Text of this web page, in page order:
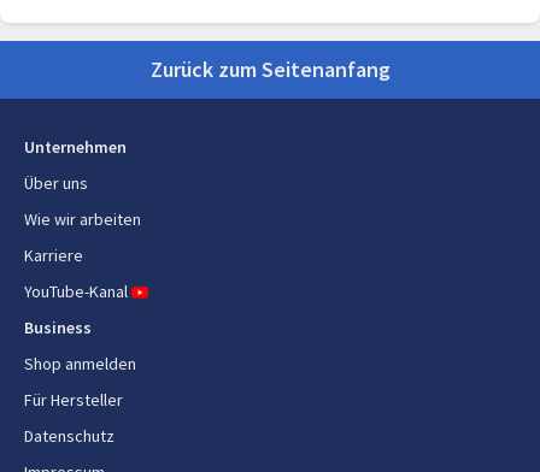
Heißwassersystem Ja
Thermoblock
Einstellbare Temperatur
Dampfleitung
Produktfarbe
Steuerung
Zurück zum Seitenanfang
Unternehmen
Über uns
Wie wir arbeiten
Karriere
YouTube-Kanal
Business
Shop anmelden
Für Hersteller
Datenschutz